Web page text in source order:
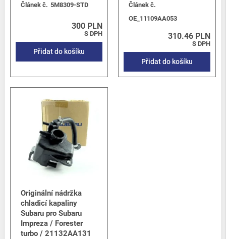
Článek č. 5M8309-STD
300 PLN
S DPH
Přidat do košíku
Článek č.
OE_11109AA053
310.46 PLN
S DPH
Přidat do košíku
Originální nádržka
chladicí kapaliny
Subaru pro Subaru
Impreza / Forester
turbo / 21132AA131